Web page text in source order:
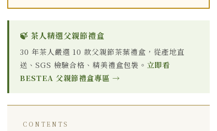
🍃 茶人精選父親節禮盒
30 年茶人嚴選 10 款父親節茶葉禮盒，從產地直
送、SGS 檢驗合格、精美禮盒包裝。 立即看
BESTEA 父親節禮盒專區 →
CONTENTS